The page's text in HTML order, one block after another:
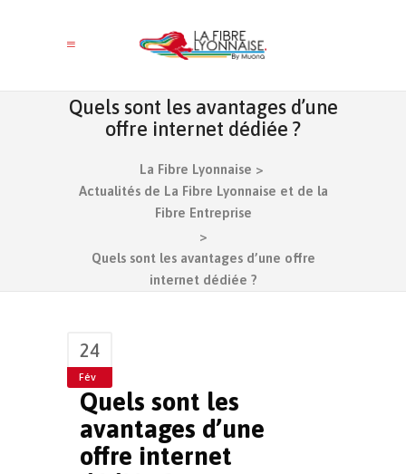
Quels sont les avantages d’une
offre internet dédiée ?
La Fibre Lyonnaise >
Actualités de La Fibre Lyonnaise et de la
Fibre Entreprise
>
Quels sont les avantages d’une offre
internet dédiée ?
24
Fév
Quels sont les
avantages d’une
offre internet